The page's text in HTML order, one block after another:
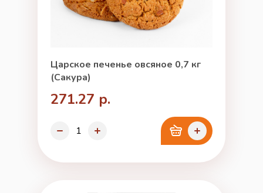
Царское печенье овсяное 0,7 кг
(Сакура)
271.27 р.